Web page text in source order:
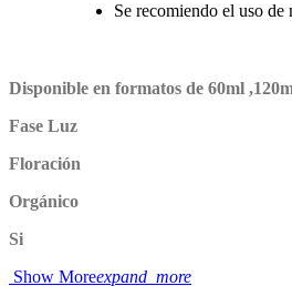
Se recomiendo el uso
Disponible en formatos de 60ml
Fase Luz
Floración
Orgánico
Si
Show Moreexpand_more